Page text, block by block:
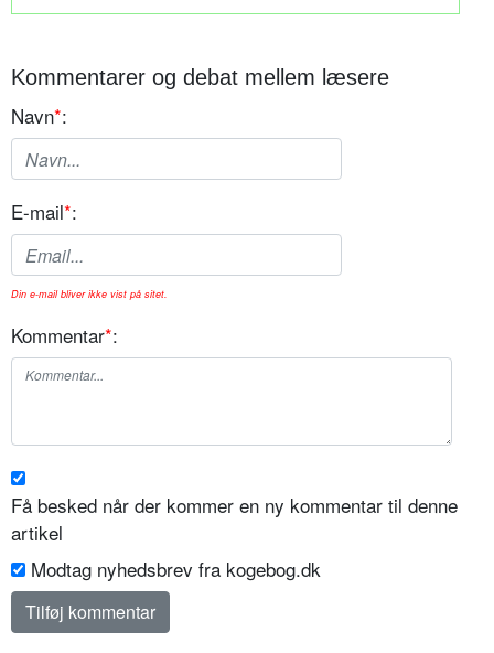
Kommentarer og debat mellem læsere
Navn*:
E-mail*:
Din e-mail bliver ikke vist på sitet.
Kommentar*:
Få besked når der kommer en ny kommentar til denne
artikel
Modtag nyhedsbrev fra kogebog.dk